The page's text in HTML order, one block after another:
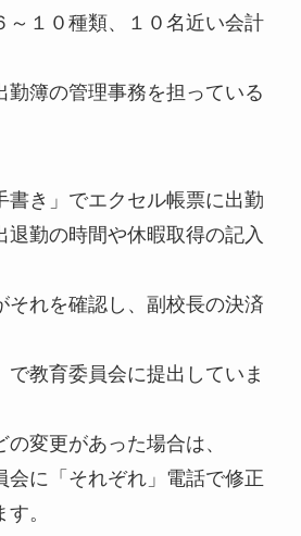
～１０種類、１０名近い会計
勤簿の管理事務を担っている
書き」でエクセル帳票に出勤
退勤の時間や休暇取得の記入
それを確認し、副校長の決済
で教育委員会に提出していま
変更があった場合は、
会に「それぞれ」電話で修正
。